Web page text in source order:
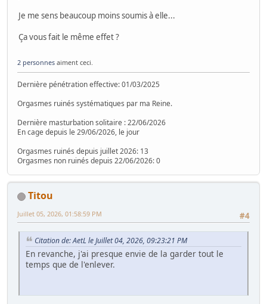
Je me sens beaucoup moins soumis à elle...
Ça vous fait le même effet ?
2 personnes aiment ceci.
Dernière pénétration effective: 01/03/2025
Orgasmes ruinés systématiques par ma Reine.
Dernière masturbation solitaire : 22/06/2026
En cage depuis le 29/06/2026, le jour
Orgasmes ruinés depuis juillet 2026: 13
Orgasmes non ruinés depuis 22/06/2026: 0
Titou
#4
Juillet 05, 2026, 01:58:59 PM
Citation de: AetL le Juillet 04, 2026, 09:23:21 PM
En revanche, j'ai presque envie de la garder tout le
temps que de l'enlever.